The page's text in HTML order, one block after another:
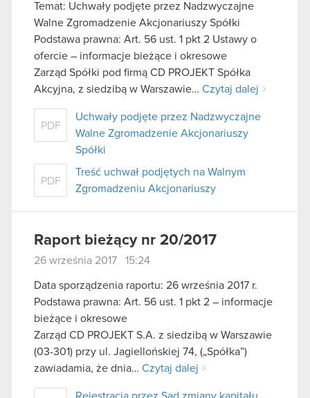
Temat: Uchwały podjęte przez Nadzwyczajne
Walne Zgromadzenie Akcjonariuszy Spółki
Podstawa prawna: Art. 56 ust. 1 pkt 2 Ustawy o
ofercie – informacje bieżące i okresowe
Zarząd Spółki pod firmą CD PROJEKT Spółka
Akcyjna, z siedzibą w Warszawie… Czytaj dalej
PDF
Uchwały podjęte przez Nadzwyczajne
Walne Zgromadzenie Akcjonariuszy
Spółki
PDF
Treść uchwał podjętych na Walnym
Zgromadzeniu Akcjonariuszy
Raport bieżący nr 20/2017
26 września 2017 15:24
Data sporządzenia raportu: 26 września 2017 r.
Podstawa prawna: Art. 56 ust. 1 pkt 2 – informacje
bieżące i okresowe
Zarząd CD PROJEKT S.A. z siedzibą w Warszawie
(03-301) przy ul. Jagiellońskiej 74, („Spółka”)
zawiadamia, że dnia… Czytaj dalej
Rejestracja przez Sąd zmiany kapitału